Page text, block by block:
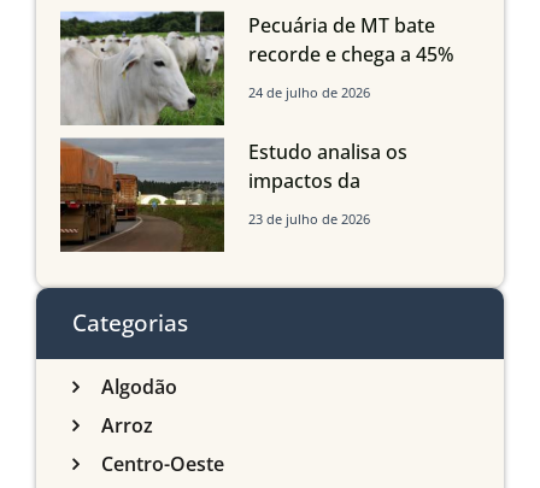
Maranhão
Pecuária de MT bate
recorde e chega a 45%
dos bovinos abatidos
24 de julho de 2026
Estudo analisa os
impactos da
infraestrutura logística
do Sul
23 de julho de 2026
Categorias
Algodão
Arroz
Centro-Oeste